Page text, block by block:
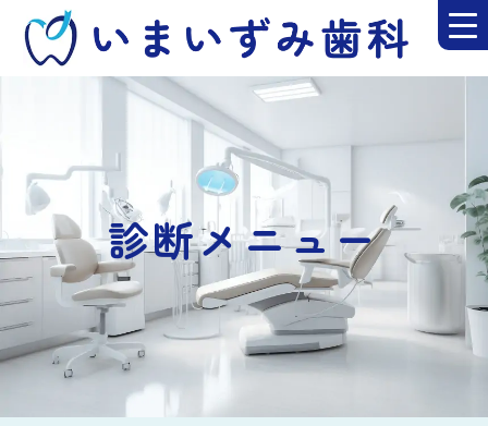
診断メニュー